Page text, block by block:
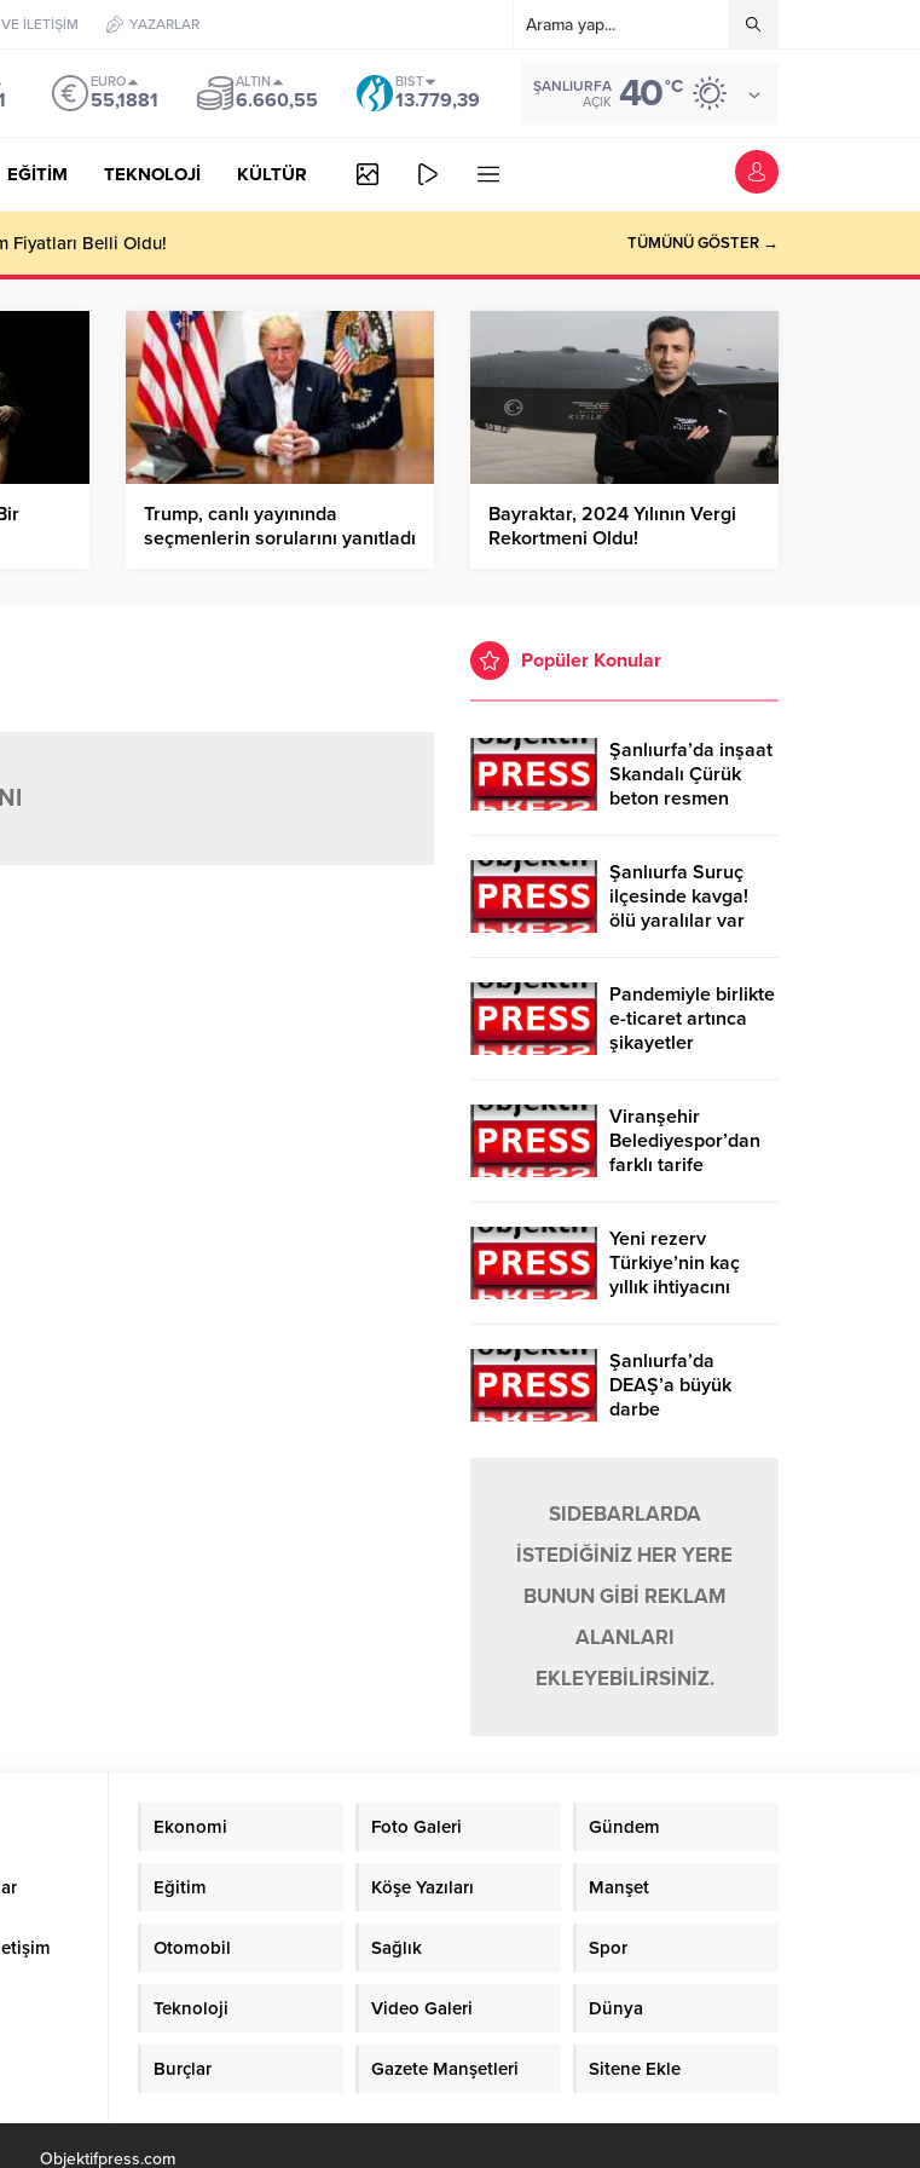
İLETİŞİM YAZARLAR
EURO
55,1881
ALTIN
6.660,55
BIST
13.779,39
ŞANLIURFA
AÇIK 40°C
EĞİTİM TEKNOLOJİ KÜLTÜR
Fiyatları Belli Oldu! TÜMÜNÜ GÖSTER →
Trump, canlı yayınında
seçmenlerin sorularını yanıtladı
Bayraktar, 2024 Yılının Vergi
Rekortmeni Oldu!
Popüler Konular
Şanlıurfa’da inşaat
Skandalı Çürük
beton resmen
Şanlıurfa Suruç
ilçesinde kavga!
ölü yaralılar var
Pandemiyle birlikte
e-ticaret artınca
şikayetler
Viranşehir
Belediyespor’dan
farklı tarife
Yeni rezerv
Türkiye’nin kaç
yıllık ihtiyacını
Şanlıurfa’da
DEAŞ’a büyük
darbe
SIDEBARLARDA
İSTEDİĞİNİZ HER YERE
BUNUN GİBİ REKLAM
ALANLARI
EKLEYEBİLİRSİNİZ.
Ekonomi Foto Galeri Gündem
Eğitim Köşe Yazıları Manşet
Otomobil Sağlık Spor
Teknoloji Video Galeri Dünya
Burçlar Gazete Manşetleri Sitene Ekle
Objektifpress.com